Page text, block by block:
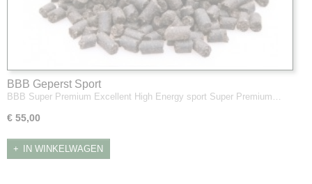
BBB Geperst Sport
BBB Super Premium Excellent High Energy sport Super Premium…
€ 55,00
IN WINKELWAGEN